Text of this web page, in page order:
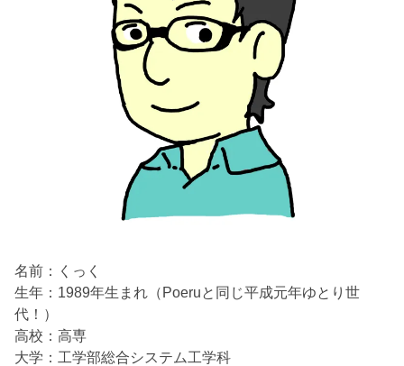
名前：くっく
生年：1989年生まれ（Poeruと同じ平成元年ゆとり世
代！）
高校：高専
大学：工学部総合システム工学科